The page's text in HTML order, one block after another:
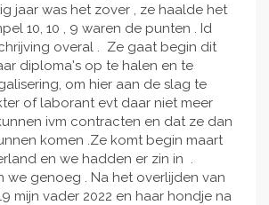
jaar was het zover , ze haalde het
10, 10 , 9 waren de punten . Id
overal . Ze gaat begin dit
diploma's op te halen en te
om hier aan de slag te
of laborant evt daar niet meer
ivm contracten en dat ze dan
komen .Ze komt begin maart
en we hadden er zin in .
we genoeg . Na het overlijden van
mijn vader 2022 en haar hondje na